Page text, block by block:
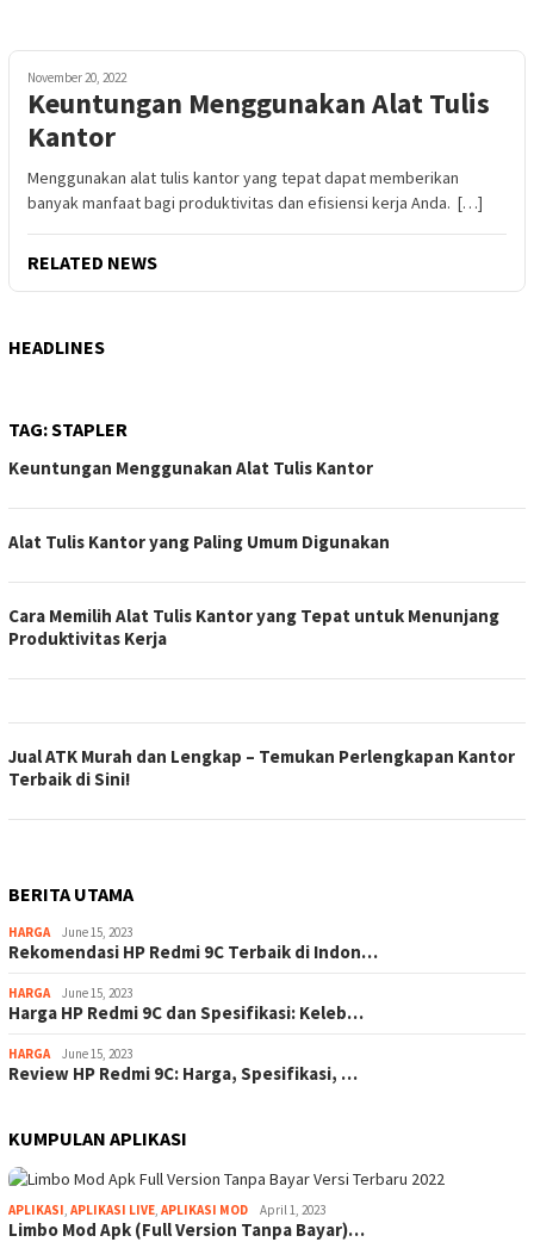
November 20, 2022
Keuntungan Menggunakan Alat Tulis
Kantor
Menggunakan alat tulis kantor yang tepat dapat memberikan
banyak manfaat bagi produktivitas dan efisiensi kerja Anda. […]
RELATED NEWS
HEADLINES
TAG:STAPLER
Keuntungan Menggunakan Alat Tulis Kantor
Alat Tulis Kantor yang Paling Umum Digunakan
Cara Memilih Alat Tulis Kantor yang Tepat untuk Menunjang
Produktivitas Kerja
Jual ATK Murah dan Lengkap – Temukan Perlengkapan Kantor
Terbaik di Sini!
BERITA UTAMA
HARGA June 15, 2023
Rekomendasi HP Redmi 9C Terbaik di Indon…
HARGA June 15, 2023
Harga HP Redmi 9C dan Spesifikasi: Keleb…
HARGA June 15, 2023
Review HP Redmi 9C: Harga, Spesifikasi, …
KUMPULAN APLIKASI
APLIKASI, APLIKASI LIVE, APLIKASI MOD April 1, 2023
Limbo Mod Apk (Full Version Tanpa Bayar)…